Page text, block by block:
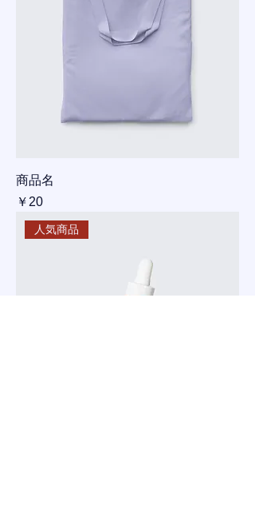
商品名
価格
￥20
人気商品